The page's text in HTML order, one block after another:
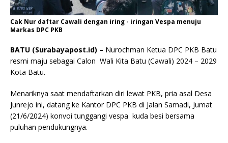
Cak Nur daftar Cawali dengan iring - iringan Vespa menuju
Markas DPC PKB
BATU (Surabayapost.id) – Nurochman Ketua DPC PKB Batu
resmi maju sebagai Calon Wali Kita Batu (Cawali) 2024 – 2029
Kota Batu.
Menariknya saat mendaftarkan diri lewat PKB, pria asal Desa
Junrejo ini, datang ke Kantor DPC PKB di Jalan Samadi, Jumat
(21/6/2024) konvoi tunggangi vespa kuda besi bersama
puluhan pendukungnya.